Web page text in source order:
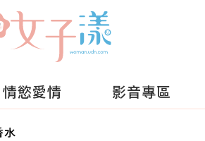
情慾愛情 影音專區
水